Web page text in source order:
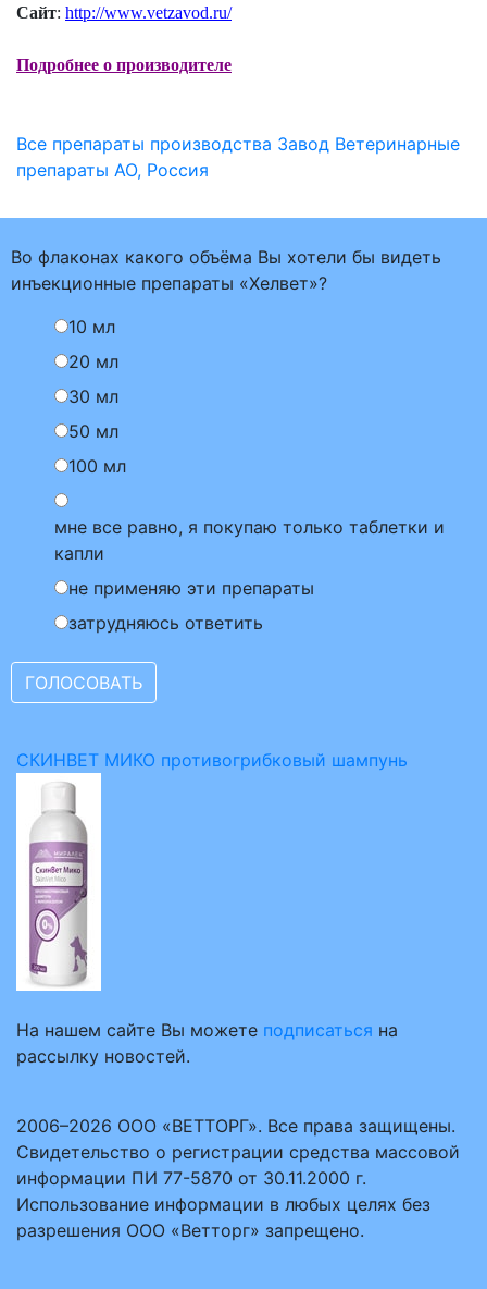
Сайт: http://www.vetzavod.ru/
Подробнее о производителе
Все препараты производства Завод Ветеринарные
препараты АО, Россия
Во флаконах какого объёма Вы хотели бы видеть
инъекционные препараты «Хелвет»?
10 мл
20 мл
30 мл
50 мл
100 мл
мне все равно, я покупаю только таблетки и
капли
не применяю эти препараты
затрудняюсь ответить
СКИНВЕТ МИКО противогрибковый шампунь
На нашем сайте Вы можете подписаться на
рассылку новостей.
2006–2026 ООО «ВЕТТОРГ». Все права защищены.
Свидетельство о регистрации средства массовой
информации ПИ 77-5870 от 30.11.2000 г.
Использование информации в любых целях без
разрешения ООО «Ветторг» запрещено.